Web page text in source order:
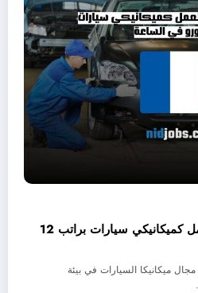
عقد عمل في فرنسا للعمل كميكانيكي سيارات براتب 12
ميكانيكا السيارات في بيئة